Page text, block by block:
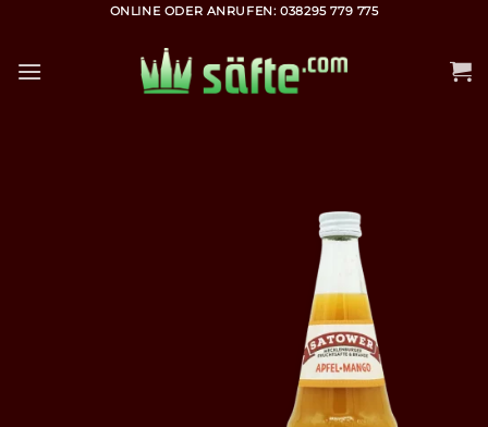
springen
ONLINE ODER ANRUFEN: 038295 779 775